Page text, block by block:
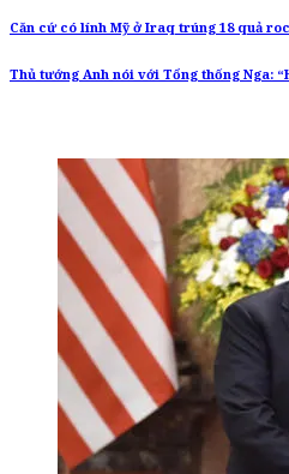
Căn cứ có lính Mỹ ở Iraq trúng 18 quả
Thủ tướng Anh nói với Tổng thống Nga: